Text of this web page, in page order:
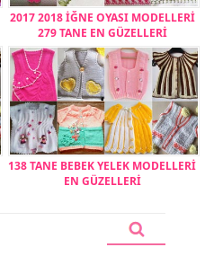
2017 2018 İĞNE OYASI MODELLERİ
279 TANE EN GÜZELLERİ
138 TANE BEBEK YELEK MODELLERİ
EN GÜZELLERİ